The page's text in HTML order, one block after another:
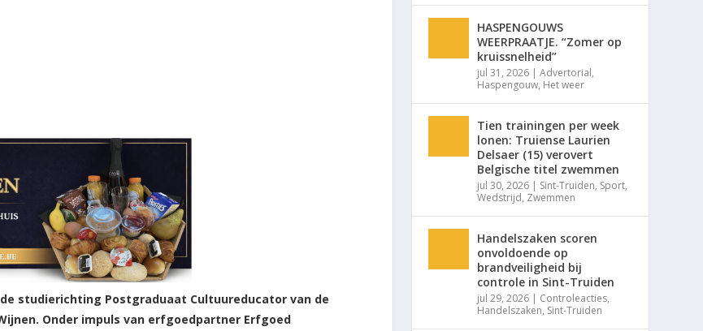
studierichting Postgraduaat Cultuureducator van de
Onder impuls van erfgoedpartner Erfgoed
HASPENGOUWS
WEERPRAATJE. “Zomer op
kruissnelheid”
jul 31, 2026 |Advertorial,
Haspengouw, Het weer
Tien trainingen per week
lonen: Truiense Laurien
Delsaer (15) verovert
Belgische titel zwemmen
jul 30, 2026 | Sint-Truiden, Sport,
Wedstrijd, Zwemmen
Handelszaken scoren
onvoldoende op
brandveiligheid bij
controle in Sint-Truiden
jul 29, 2026 | Controleacties,
Handelszaken, Sint-Truiden